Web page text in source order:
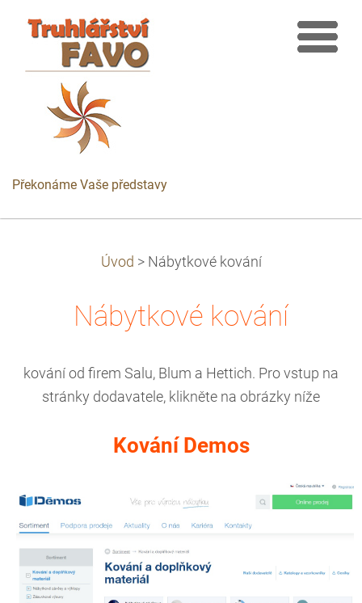
Překonáme Vaše představy
Úvod > Nábytkové kování
Nábytkové kování
kování od firem Salu, Blum a Hettich. Pro vstup na
stránky dodavatele, klikněte na obrázky níže
Kování Demos